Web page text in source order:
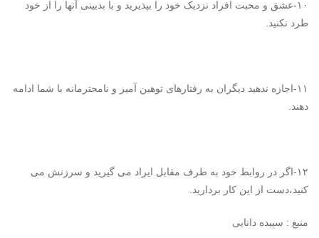
۱۰-عشق و محبت افراد نزدیک خود را بپذیرید و با بدبینی آنها را از خود
طرد نکنید.
۱۱-اجازه ندهید دیگران به رفتارهای توهین آمیز و نامحترمانه با شما ادامه
دهند.
۱۲-اگر در روابط خود به طرف مقابل ایراد می گیرید و سرزنش می
کنید،دست از این کار بردارید.
منبع : سپیده دانایی